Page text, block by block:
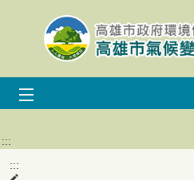
跳到主要內容區塊
:::
:::